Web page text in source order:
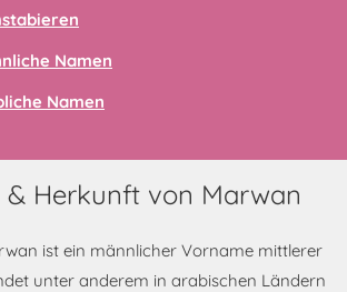
Namen
Namen
& Herkunft von Marwan
ist ein männlicher Vorname mittlerer
unter anderem in arabischen Ländern